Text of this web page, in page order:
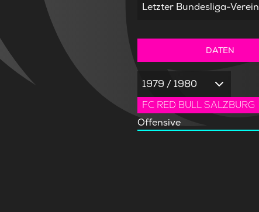
Letzter Bundesliga-Verein
DATEN
1979 / 1980
FC RED BULL SALZBURG
Offensive